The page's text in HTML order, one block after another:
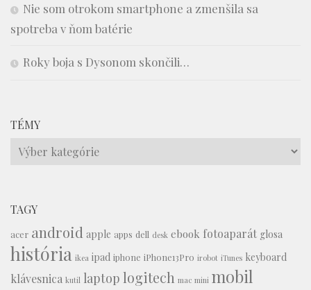
Nie som otrokom smartphone a zmenšila sa
spotreba v ňom batérie
Roky boja s Dysonom skončili…
TÉMY
Témy
TAGY
acer android apple apps dell desk ebook fotoaparát glosa
história ikea ipad iphone iPhone13Pro irobot iTunes keyboard
klávesnica kutil laptop logitech mac mini mobil